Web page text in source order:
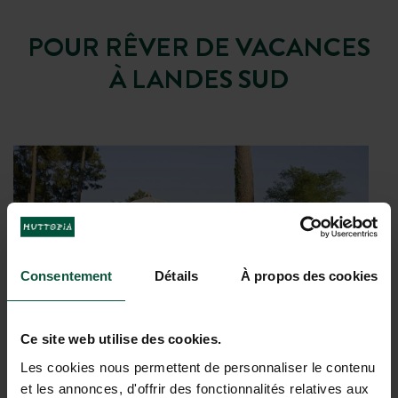
Consentement Détails À propos des cookies
Ce site web utilise des cookies.
Les cookies nous permettent de personnaliser le contenu
et les annonces, d'offrir des fonctionnalités relatives aux
POUR RÊVER DE VACANCES
À LANDES SUD